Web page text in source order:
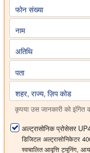
फोन संख्या
नाम
अतिथि
पता
शहर, राज्य, ज़िप कोड
कृपया उस जानकारी को
अल्ट्रासोनिक प्रोसेसर
डिजिटल अल्ट्रासोनिकेटर
स्वचालित आवृत्ति ट्यूनिंग,